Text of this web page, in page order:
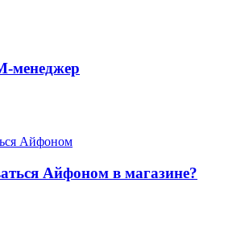
менеджер
Айфоном в магазине?